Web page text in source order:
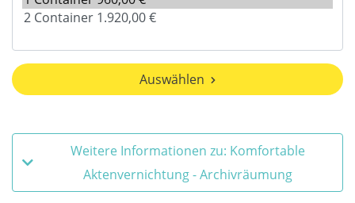
Auswählen
Weitere Informationen zu: Komfortable
Aktenvernichtung - Archivräumung